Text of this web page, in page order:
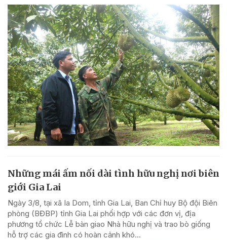
Những mái ấm nối dài tình hữu nghị nơi biên
giới Gia Lai
Ngày 3/8, tại xã Ia Dom, tỉnh Gia Lai, Ban Chỉ huy Bộ đội Biên
phòng (BĐBP) tỉnh Gia Lai phối hợp với các đơn vị, địa
phương tổ chức Lễ bàn giao Nhà hữu nghị và trao bò giống
hỗ trợ các gia đình có hoàn cảnh khó...